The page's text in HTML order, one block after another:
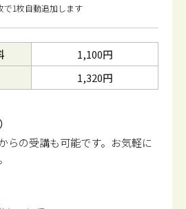
で1枚自動追加します
1,100円
1,320円
らの受講も可能です。 お気軽に